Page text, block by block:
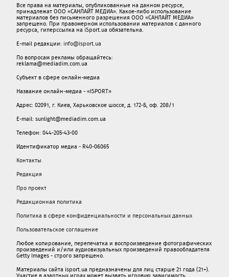
Все права на материалы, опубликованные на данном ресурсе,
принадлежат ООО «САНЛАЙТ МЕДИА». Какое-либо использование
материалов без письменного разрешения ООО «САНЛАЙТ МЕДИА»
запрещено. При правомерном использовании материалов с данного
ресурса, гиперссылка на iSport.ua обязательна.
E-mail редакции: info@isport.ua
По вопросам рекламы обращайтесь:
reklama@mediadim.com.ua
Субъект в сфере онлайн-медиа
Название онлайн-медиа - «ISPORT»
Адрес: 02091, г. Киев, Харьковское шоссе, д. 172-Б, оф. 208/1
E-mail: sunlight@mediadim.com.ua
Телефон: 044-205-43-00
Идентификатор медиа - R40-06065
Контакты
Редакция
Про проект
Редакционная политика
Политика в сфере конфиденциальности и персональных данных
Пользовательское соглашение
Любое копирование, перепечатка и воспроизведение фотографических
произведений и/или аудиовизуальных произведений правообладателя
Getty Images - строго запрещено.
Материалы сайта isport.ua предназначены для лиц старше 21 года (21+).